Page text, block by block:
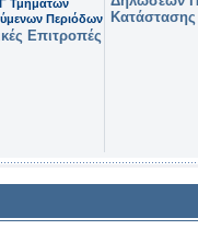
Τμημάτων
Περιόδων
Επιτροπές
Κατάστασης